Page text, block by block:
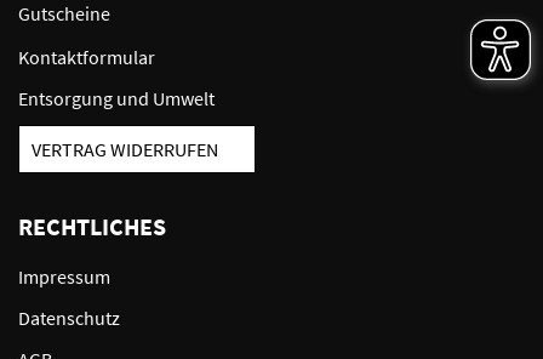
Gutscheine
Kontaktformular
Entsorgung und Umwelt
VERTRAG WIDERRUFEN
RECHTLICHES
Impressum
Datenschutz